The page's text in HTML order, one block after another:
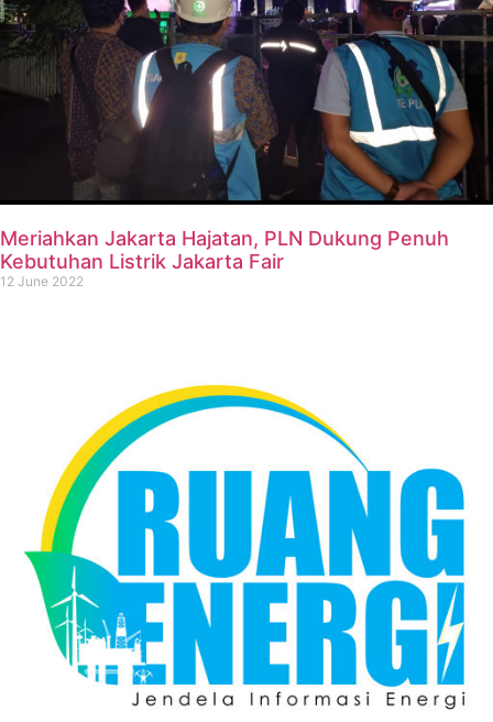
Meriahkan Jakarta Hajatan, PLN Dukung Penuh
Kebutuhan Listrik Jakarta Fair
12 June 2022